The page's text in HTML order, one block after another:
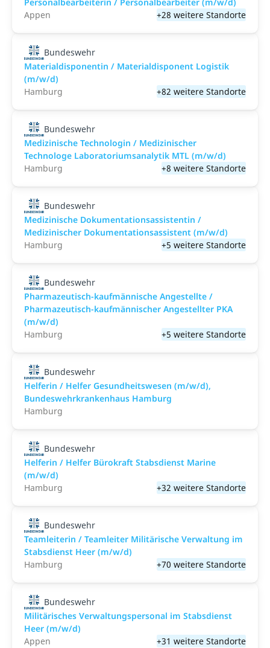
Appen
+28 weitere Standorte
Bundeswehr
Materialdisponentin / Materialdisponent Logistik
(m/w/d)
Hamburg
+82 weitere Standorte
Bundeswehr
Medizinische Technologin / Medizinischer
Technologe Laboratoriumsanalytik MTL (m/w/d)
Hamburg
+8 weitere Standorte
Bundeswehr
Medizinische Dokumentationsassistentin /
Medizinischer Dokumentationsassistent (m/w/d)
Hamburg
+5 weitere Standorte
Bundeswehr
Pharmazeutisch-kaufmännische Angestellte /
Pharmazeutisch-kaufmännischer Angestellter PKA
(m/w/d)
Hamburg
+5 weitere Standorte
Bundeswehr
Helferin / Helfer Gesundheitswesen (m/w/d),
Bundeswehrkrankenhaus Hamburg
Hamburg
Bundeswehr
Helferin / Helfer Bürokraft Stabsdienst Marine
(m/w/d)
Hamburg
+32 weitere Standorte
Bundeswehr
Teamleiterin / Teamleiter Militärische Verwaltung im
Stabsdienst Heer (m/w/d)
Hamburg
+70 weitere Standorte
Bundeswehr
Militärisches Verwaltungspersonal im Stabsdienst
Heer (m/w/d)
Appen
+31 weitere Standorte